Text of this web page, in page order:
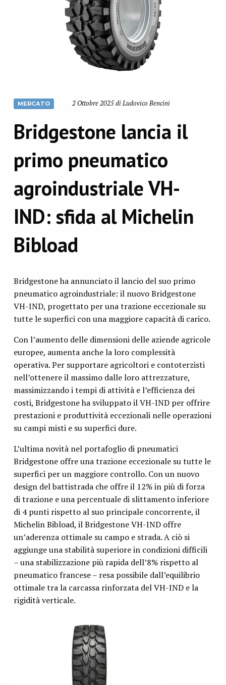
MERCATO 2 Ottobre 2025 di Ludovico Bencini
Bridgestone lancia il
primo pneumatico
agroindustriale VH-
IND: sfida al Michelin
Bibload
Bridgestone ha annunciato il lancio del suo primo
pneumatico agroindustriale: il nuovo Bridgestone
VH-IND, progettato per una trazione eccezionale su
tutte le superfici con una maggiore capacità di carico.
Con l’aumento delle dimensioni delle aziende agricole
europee, aumenta anche la loro complessità
operativa. Per supportare agricoltori e contoterzisti
nell’ottenere il massimo dalle loro attrezzature,
massimizzando i tempi di attività e l’efficienza dei
costi, Bridgestone ha sviluppato il VH-IND per offrire
prestazioni e produttività eccezionali nelle operazioni
su campi misti e su superfici dure.
L’ultima novità nel portafoglio di pneumatici
Bridgestone offre una trazione eccezionale su tutte le
superfici per un maggiore controllo. Con un nuovo
design del battistrada che offre il 12% in più di forza
di trazione e una percentuale di slittamento inferiore
di 4 punti rispetto al suo principale concorrente, il
Michelin Bibload, il Bridgestone VH-IND offre
un’aderenza ottimale su campo e strada. A ciò si
aggiunge una stabilità superiore in condizioni difficili
– una stabilizzazione più rapida dell’8% rispetto al
pneumatico francese – resa possibile dall’equilibrio
ottimale tra la carcassa rinforzata del VH-IND e la
rigidità verticale.